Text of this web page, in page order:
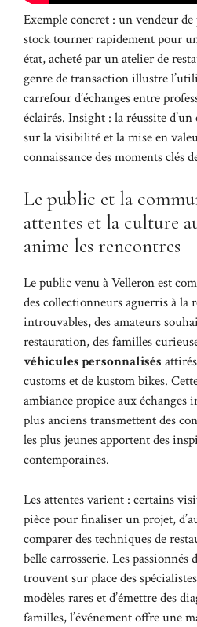
Exemple concret : un vendeur
stock tourner rapidement pour
état, acheté par un atelier de
genre de transaction illustre
carrefour d’échanges entre
éclairés. Insight : la réussite
sur la visibilité et la mise en
connaissance des moments clés
Le public et la
attentes et la culture
anime les rencontres
Le public venu à Velleron est
des collectionneurs aguerris à la
introuvables, des amateurs
restauration, des familles
véhicules personnalisés
customs et de kustom bikes.
ambiance propice aux échanges
plus anciens transmettent des
les plus jeunes apportent des
contemporaines.
Les attentes varient : certains
pièce pour finaliser un projet,
comparer des techniques de
belle carrosserie. Les passionnés
trouvent sur place des
modèles rares et d’émettre des
familles, l’événement offre une